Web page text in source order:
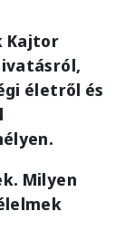
Kajtor
életről és
Milyen